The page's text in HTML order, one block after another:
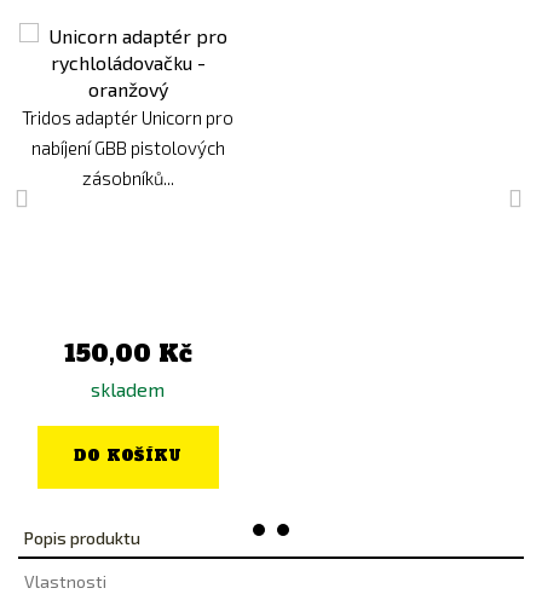
Tridos adaptér Unicorn pro
nabíjení GBB pistolových
zásobníků...
150,00 Kč
skladem
DO KOŠÍKU
Popis produktu
Vlastnosti